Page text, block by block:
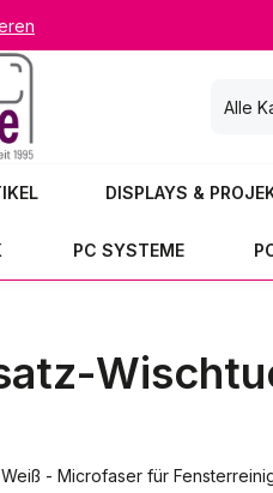
Alle
DISPLAYS &
PC SYSTEME
- Microfaser für